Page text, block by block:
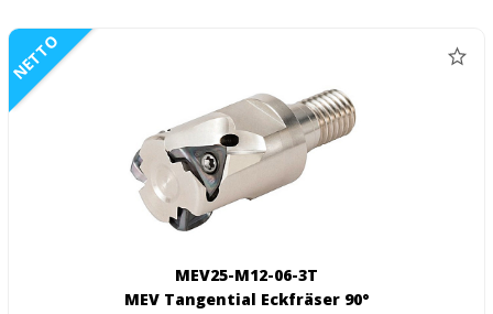
NETTO
MEV25-M12-06-3T
MEV Tangential Eckfräser 90°